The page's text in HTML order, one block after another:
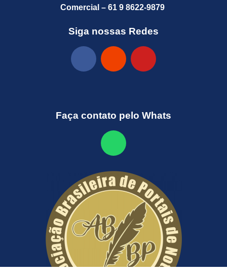
Comercial – 61 9 8622-9879
Siga nossas Redes
Faça contato pelo Whats